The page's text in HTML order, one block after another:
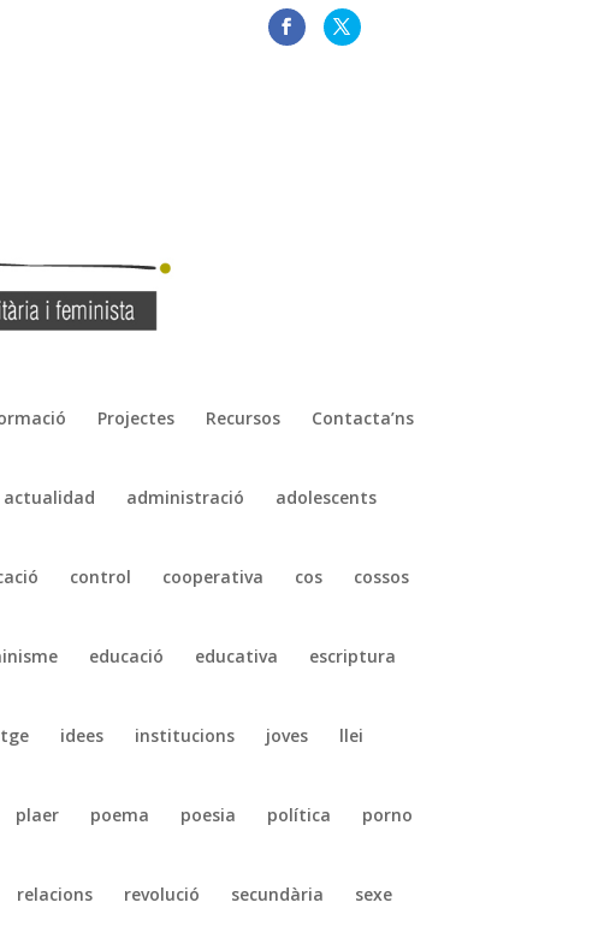
Projectes Recursos Contacta’ns
actualidad administració adolescents
control cooperativa cos cossos
educació educativa escriptura
idees institucions joves llei
plaer poema poesia política porno
relacions revolució secundària sexe